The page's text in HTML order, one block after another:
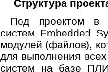
Структура
Под проектом в
систем Embedded
модулей (файлов),
для выполнения
систем на базе